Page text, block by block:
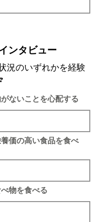
ンタビュー
況のいずれかを経験
ないことを心配する
価の高い食品を食べ
物を食べる